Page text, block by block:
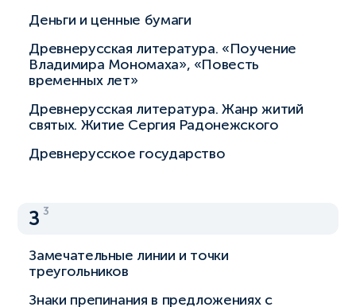
Деньги и ценные бумаги
Древнерусская литература. «Поучение
Владимира Мономаха», «Повесть
временных лет»
Древнерусская литература. Жанр житий
святых. Житие Сергия Радонежского
Древнерусское государство
З 3
Замечательные линии и точки
треугольников
Знаки препинания в предложениях с